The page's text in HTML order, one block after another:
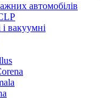
автомобілів
вакуумні